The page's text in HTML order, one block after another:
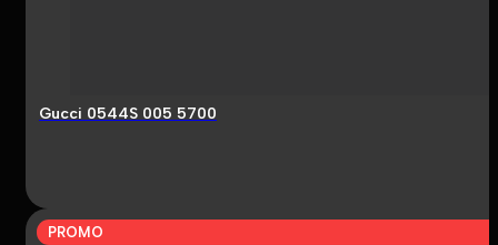
Gucci 0544S 005 5700
PROMO